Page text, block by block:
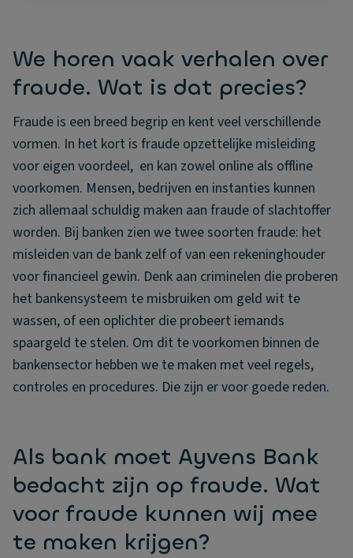
We horen vaak verhalen over
fraude. Wat is dat precies?
Fraude is een breed begrip en kent veel verschillende
vormen. In het kort is fraude opzettelijke misleiding
voor eigen voordeel, en kan zowel online als offline
voorkomen. Mensen, bedrijven en instanties kunnen
zich allemaal schuldig maken aan fraude of slachtoffer
worden. Bij banken zien we twee soorten fraude: het
misleiden van de bank zelf of van een rekeninghouder
voor financieel gewin. Denk aan criminelen die proberen
het bankensysteem te misbruiken om geld wit te
wassen, of een oplichter die probeert iemands
spaargeld te stelen. Om dit te voorkomen binnen de
bankensector hebben we te maken met veel regels,
controles en procedures. Die zijn er voor goede reden.
Als bank moet Ayvens Bank
bedacht zijn op fraude. Wat
voor fraude kunnen wij mee
te maken krijgen?